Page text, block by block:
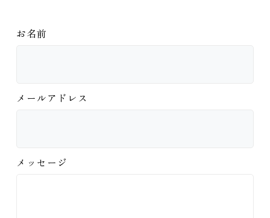
お名前
メールアドレス
メッセージ